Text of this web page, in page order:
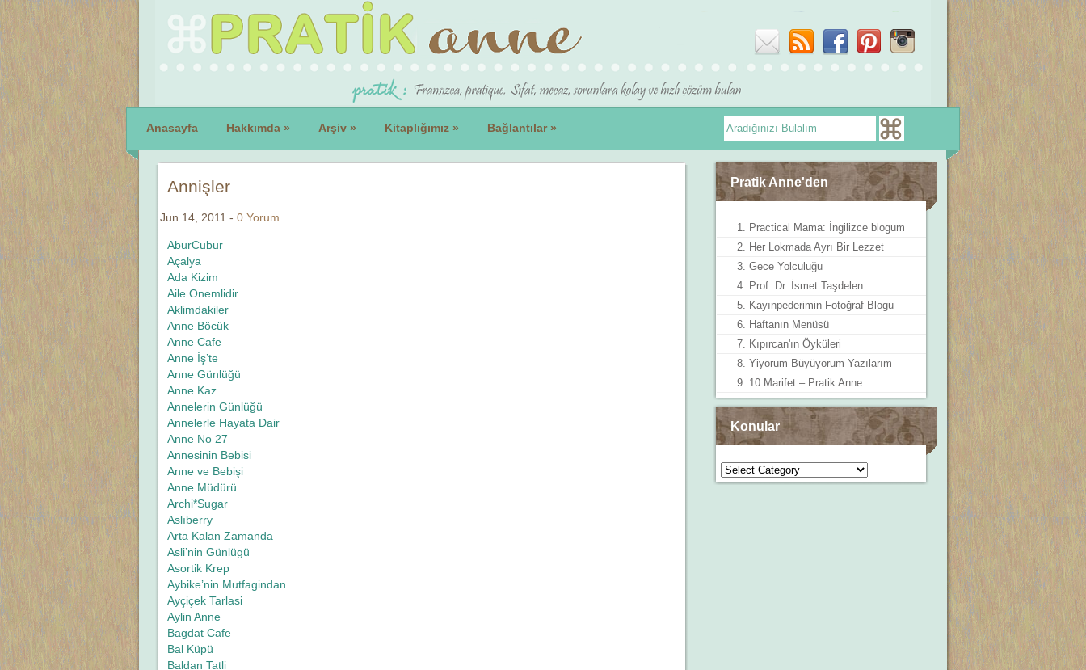
Anasayfa Hakkımda » Arşiv » Kitaplığımız » Bağlantılar»
Annişler
Jun 14, 2011 - 0 Yorum
AburCubur
Açalya
Ada Kizim
Aile Onemlidir
Aklimdakiler
Anne Böcük
Anne Cafe
Anne İş’te
Anne Günlüğü
Anne Kaz
Annelerin Günlüğü
Annelerle Hayata Dair
Anne No 27
Annesinin Bebisi
Anne ve Bebişi
Anne Müdürü
Archi*Sugar
Aslıberry
Arta Kalan Zamanda
Asli’nin Günlügü
Asortik Krep
Aybike’nin Mutfagindan
Ayçiçek Tarlasi
Aylin Anne
Bagdat Cafe
Bal Küpü
Baldan Tatli
Pratik Anne'den
1. Practical Mama: İngilizce blogum
2. Her Lokmada Ayrı Bir Lezzet
3. Gece Yolculuğu
4. Prof. Dr. İsmet Taşdelen
5. Kayınpederimin Fotoğraf Blogu
6. Haftanın Menüsü
7. Kıpırcan'ın Öyküleri
8. Yiyorum Büyüyorum Yazılarım
9. 10 Marifet – Pratik Anne
Konular
Konular